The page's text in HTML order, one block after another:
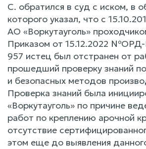
С. обратился в суд с иском, в
которого указал, что с
АО «Воркутауголь»
Приказом от 15.12.2022
957 истец был отстранен от
прошедший проверку знаний
и безопасных методов
Проверка знаний была
«Воркутауголь» по причине
работ по креплению арочной
отсутствие
этом еще до выявления